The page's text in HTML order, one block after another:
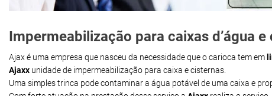
Impermeabilização para caixas d’água
Ajax é uma empresa que nasceu da necessidade que o carioca tem em
Ajaxx unidade de impermeabilização para caixa e cisternas.
Uma simples trinca pode contaminar a água potável de uma caixa e